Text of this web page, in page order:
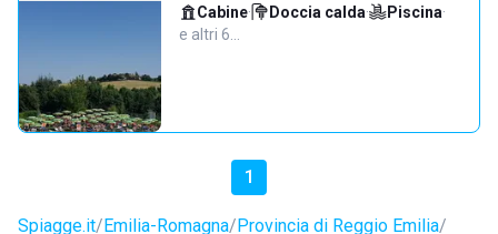
Cabine· Doccia calda· Piscina·
e altri 6…
1
Spiagge.it Emilia-Romagna Provincia di Reggio Emilia